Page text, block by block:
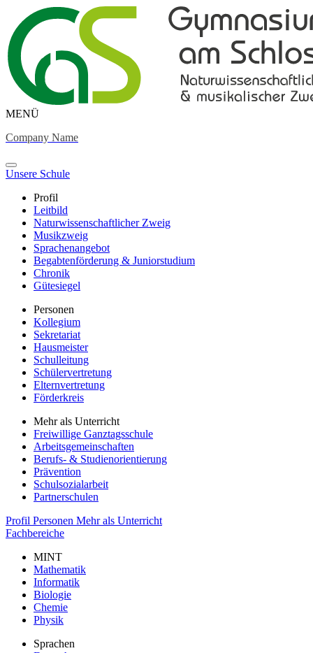
MENÜ
Company Name
Unsere Schule
Profil
Leitbild
Naturwissenschaftlicher Zweig
Musikzweig
Sprachenangebot
Begabtenförderung & Juniorstudium
Chronik
Gütesiegel
Personen
Kollegium
Sekretariat
Hausmeister
Schulleitung
Schülervertretung
Elternvertretung
Förderkreis
Mehr als Unterricht
Freiwillige Ganztagsschule
Arbeitsgemeinschaften
Berufs- & Studienorientierung
Prävention
Schulsozialarbeit
Partnerschulen
Profil Personen Mehr als Unterricht
Fachbereiche
MINT
Mathematik
Informatik
Biologie
Chemie
Physik
Sprachen